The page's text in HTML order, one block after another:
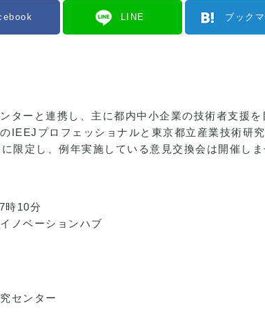
LINE ブック
ターと連携し、主に都内中小企業の技術者支援
IEEJプロフェッショナルと東京都立産業技術研
限定し、例年実施している意見交換会は開催しま
時10分
ノベーションハブ
センター